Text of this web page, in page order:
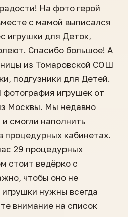
На фото герой
с мамой выписался
игрушки для Деток,
Спасибо большое! А
из Томаровской СОШ
подгузники для Детей.
игрушек от
Москвы. Мы недавно
смогли наполнить
процедурных кабинетах.
29 процедурных
стоит ведёрко с
чтобы оно не
нужны всегда
внимание на список